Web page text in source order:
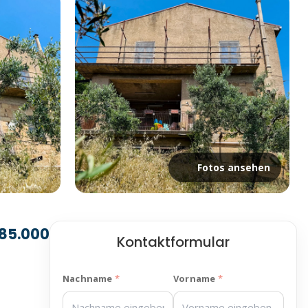
Fotos ansehen
Kontaktformular
Nachname Vorname